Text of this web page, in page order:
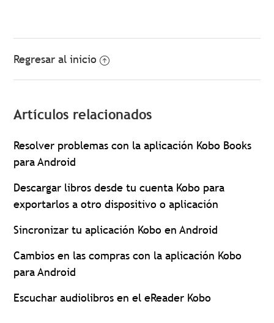
Regresar al inicio
Artículos relacionados
Resolver problemas con la aplicación Kobo Books
para Android
Descargar libros desde tu cuenta Kobo para
exportarlos a otro dispositivo o aplicación
Sincronizar tu aplicación Kobo en Android
Cambios en las compras con la aplicación Kobo
para Android
Escuchar audiolibros en el eReader Kobo